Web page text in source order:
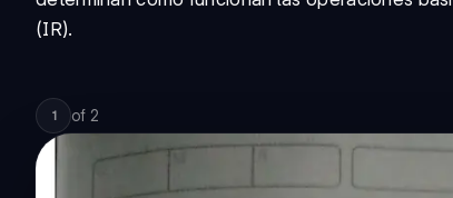
(IR).
1 of 2